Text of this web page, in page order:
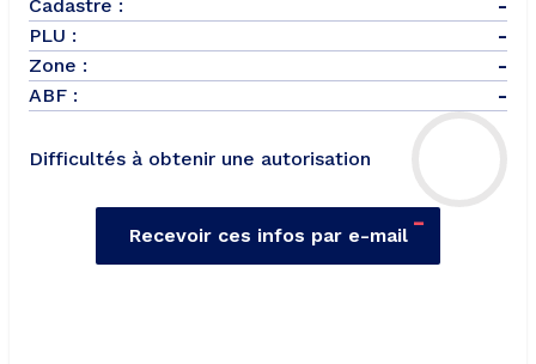
Cadastre :
-
PLU :
-
Zone :
-
ABF :
-
Difficultés à obtenir une autorisation
-
Recevoir ces infos par e-mail